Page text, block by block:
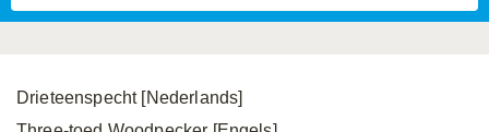
Drieteenspecht [Nederlands]